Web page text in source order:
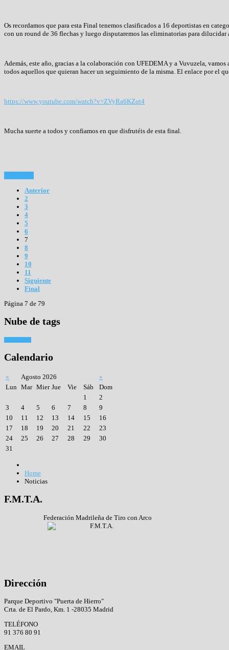
Os recordamos que para esta Final tenemos clasificados a 16 deportistas en
con un round de 36 flechas y luego disputaremos las eliminatorias para dilucidar
Además, este año, gracias a la colaboración con UFEDEMA y a Vuvuzela,
todos aquellos que quieran hacer un seguimiento de la misma. El enlace por el
https://www.youtube.com/watch?v=ZVyRa6KZqt4
Mucha suerte a todos y confiamos en que disfrutéis de esta final.
Anterior
2
3
4
5
6
7
8
9
10
11
Siguiente
Final
Página 7 de 79
Nube de tags
Calendario
« Agosto 2026
»
Lun Mar Mier Jue Vie Sáb
Dom
1
2
3
4 5 6 7 8
9
10
11 12 13 14 15
16
17
18 19 20 21 22
23
24
25 26 27 28 29
30
31
Home
Noticias
F.M.T.A.
Federación Madrileña de Tiro con Arco
Dirección
Parque Deportivo "Puerta de Hierro"
Crta. de El Pardo, Km. 1 -28035 Madrid
TELÉFONO
91 376 80 91
EMAIL